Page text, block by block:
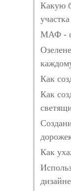
Какую
участка
МАФ -
Как
Как
Как
дизайне